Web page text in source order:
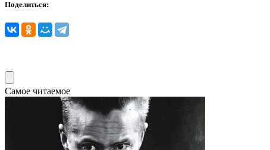
Поделиться:
Самое читаемое